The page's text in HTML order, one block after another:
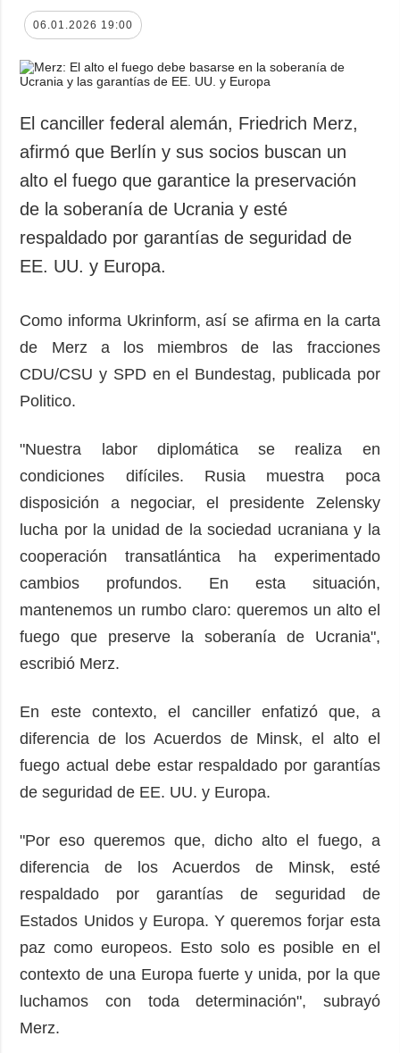
06.01.2026 19:00
El canciller federal alemán, Friedrich Merz,
afirmó que Berlín y sus socios buscan un
alto el fuego que garantice la preservación
de la soberanía de Ucrania y esté
respaldado por garantías de seguridad de
EE. UU. y Europa.
Como informa Ukrinform, así se afirma en la carta
de Merz a los miembros de las fracciones
CDU/CSU y SPD en el Bundestag, publicada por
Politico.
"Nuestra labor diplomática se realiza en
condiciones difíciles. Rusia muestra poca
disposición a negociar, el presidente Zelensky
lucha por la unidad de la sociedad ucraniana y la
cooperación transatlántica ha experimentado
cambios profundos. En esta situación,
mantenemos un rumbo claro: queremos un alto el
fuego que preserve la soberanía de Ucrania",
escribió Merz.
En este contexto, el canciller enfatizó que, a
diferencia de los Acuerdos de Minsk, el alto el
fuego actual debe estar respaldado por garantías
de seguridad de EE. UU. y Europa.
"Por eso queremos que, dicho alto el fuego, a
diferencia de los Acuerdos de Minsk, esté
respaldado por garantías de seguridad de
Estados Unidos y Europa. Y queremos forjar esta
paz como europeos. Esto solo es posible en el
contexto de una Europa fuerte y unida, por la que
luchamos con toda determinación", subrayó
Merz.